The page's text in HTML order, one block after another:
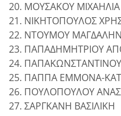
20. ΜΟΥΣΑΚΟΥ ΜΙΧΑΗΛΙΑ
21. ΝΙΚΗΤΟΠΟΥΛΟΣ
22. ΝΤΟΥΜΟΥ
23. ΠΑΠΑΔΗΜΗΤΡΙΟΥ
24. ΠΑΠΑΚΩΝΣΤΑΝΤΙΝΟΥ
25. ΠΑΠΠΑ ΕΜΜΟΝΑ-
26. ΠΟΥΛΟΠΟΥΛΟΥ
27. ΣΑΡΓΚΑΝΗ ΒΑΣΙΛΙΚΗ